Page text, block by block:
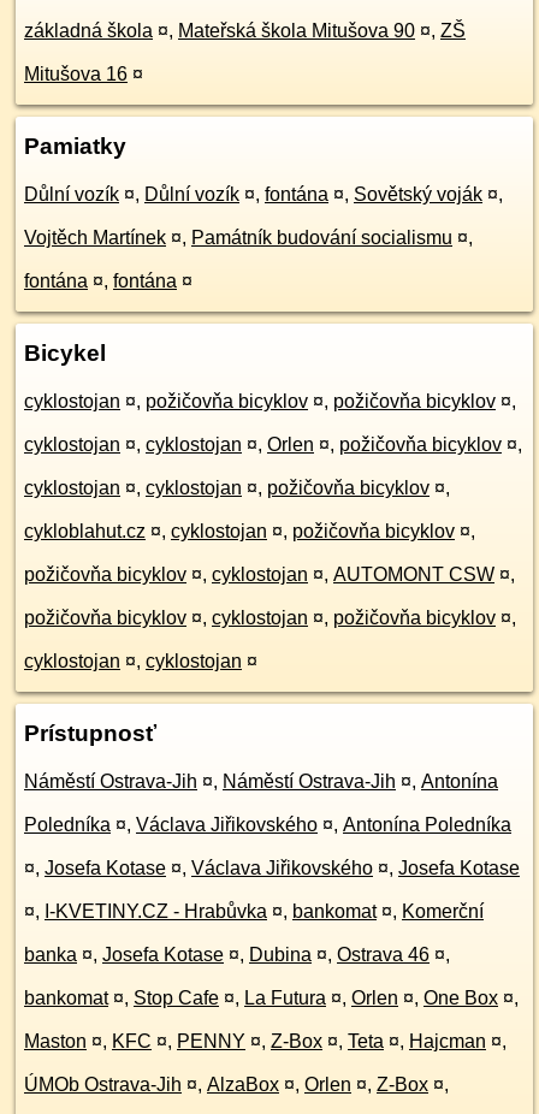
základná škola ¤, Mateřská škola Mitušova 90 ¤, ZŠ
Mitušova 16 ¤
Pamiatky
Důlní vozík ¤, Důlní vozík ¤, fontána ¤, Sovětský voják ¤,
Vojtěch Martínek ¤, Památník budování socialismu ¤,
fontána ¤, fontána ¤
Bicykel
cyklostojan ¤, požičovňa bicyklov ¤, požičovňa bicyklov ¤,
cyklostojan ¤, cyklostojan ¤, Orlen ¤, požičovňa bicyklov ¤,
cyklostojan ¤, cyklostojan ¤, požičovňa bicyklov ¤,
cykloblahut.cz ¤, cyklostojan ¤, požičovňa bicyklov ¤,
požičovňa bicyklov ¤, cyklostojan ¤, AUTOMONT CSW ¤,
požičovňa bicyklov ¤, cyklostojan ¤, požičovňa bicyklov ¤,
cyklostojan ¤, cyklostojan ¤
Prístupnosť
Náměstí Ostrava-Jih ¤, Náměstí Ostrava-Jih ¤, Antonína
Poledníka ¤, Václava Jiřikovského ¤, Antonína Poledníka
¤, Josefa Kotase ¤, Václava Jiřikovského ¤, Josefa Kotase
¤, I-KVETINY.CZ - Hrabůvka ¤, bankomat ¤, Komerční
banka ¤, Josefa Kotase ¤, Dubina ¤, Ostrava 46 ¤,
bankomat ¤, Stop Cafe ¤, La Futura ¤, Orlen ¤, One Box ¤,
Maston ¤, KFC ¤, PENNY ¤, Z-Box ¤, Teta ¤, Hajcman ¤,
ÚMOb Ostrava-Jih ¤, AlzaBox ¤, Orlen ¤, Z-Box ¤,